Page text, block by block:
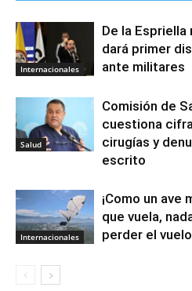
Internacionales
De la
dará primer
ante militares
Salud
Comisión de
cuestiona
cirugías y
escrito
Internacionales
¡Como un ave
que vuela,
perder el vuelo